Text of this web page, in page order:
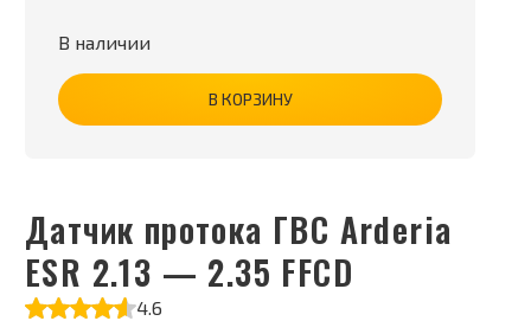
Датчик протока ГВС Arderia
ESR 2.13 — 2.35 FFCD
4.6
В наличии
В КОРЗИНУ